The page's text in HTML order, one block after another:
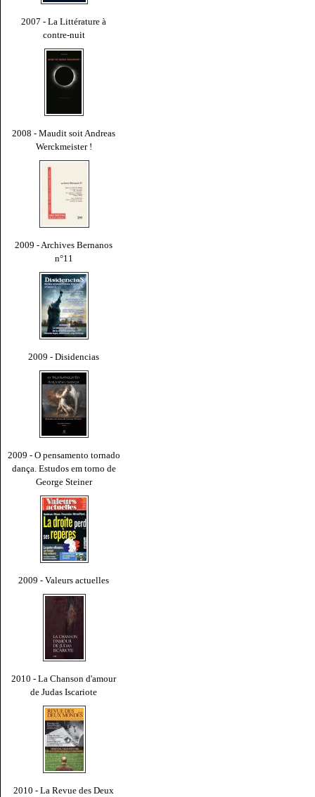
2007 - La Littérature à
contre-nuit
2008 - Maudit soit Andreas
Werckmeister !
2009 - Archives Bernanos
n°11
2009 - Disidencias
2009 - O pensamento tornado
dança. Estudos em torno de
George Steiner
2009 - Valeurs actuelles
2010 - La Chanson d'amour
de Judas Iscariote
2010 - La Revue des Deux